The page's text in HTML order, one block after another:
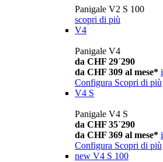
Panigale V2 S 100
scopri di più
V4
Panigale V4
da CHF 29´290
da CHF 309 al mese* i
Configura Scopri di più
V4 S
Panigale V4 S
da CHF 35´290
da CHF 369 al mese* i
Configura Scopri di più
new V4 S 100